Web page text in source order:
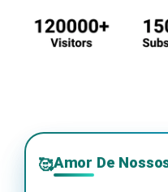
🥰Amor De